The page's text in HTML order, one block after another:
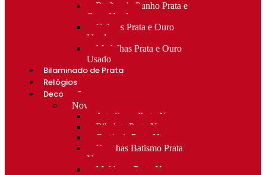
Botões de Punho Prata e
Ouro Usado
Colares Prata e Ouro
Usado
Medalhas Prata e Ouro
Usado
Bilaminado de Prata
Relógios
Decoração
Novo
Arte Sacra Prata Nova
Bibelots Prata Nova
Castiçais Prata Nova
Conchas Batismo Prata
Nova
Molduras Prata Nova